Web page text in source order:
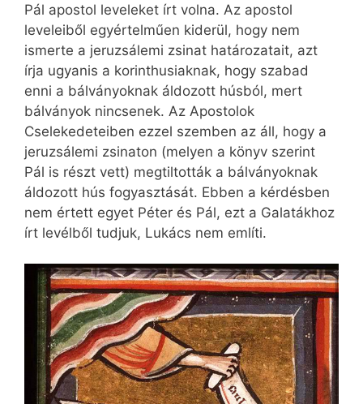
Pál apostol leveleket írt volna. Az apostol
leveleiből egyértelműen kiderül, hogy nem
ismerte a jeruzsálemi zsinat határozatait, azt
írja ugyanis a korinthusiaknak, hogy szabad
enni a bálványoknak áldozott húsból, mert
bálványok nincsenek. Az Apostolok
Cselekedeteiben ezzel szemben az áll, hogy a
jeruzsálemi zsinaton (melyen a könyv szerint
Pál is részt vett) megtiltották a bálványoknak
áldozott hús fogyasztását. Ebben a kérdésben
nem értett egyet Péter és Pál, ezt a Galatákhoz
írt levélből tudjuk, Lukács nem említi.